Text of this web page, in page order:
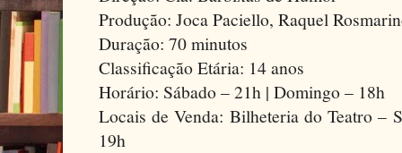
Produção: Joca Paciello, Raquel
Duração: 70 minutos
Classificação Etária: 14 anos
Horário: Sábado – 21h | Domingo – 18h
Locais de Venda: Bilheteria do Teatro –
19h